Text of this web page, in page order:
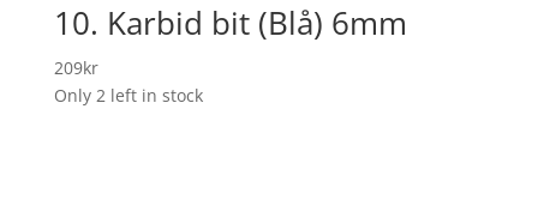
10. Karbid bit (Blå) 6mm
209kr
Only 2 left in stock